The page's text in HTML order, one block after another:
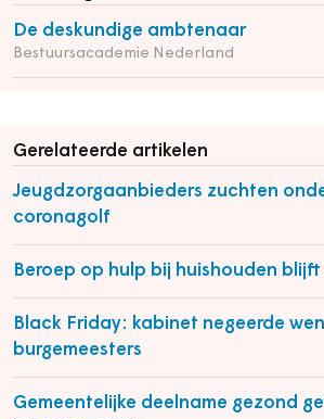
De deskundige ambtenaar
Bestuursacademie Nederland
Gerelateerde artikelen
Jeugdzorgaanbieders zuchten
coronagolf
Beroep op hulp bij huishouden blijft
Black Friday: kabinet negeerde
burgemeesters
Gemeentelijke deelname gezond